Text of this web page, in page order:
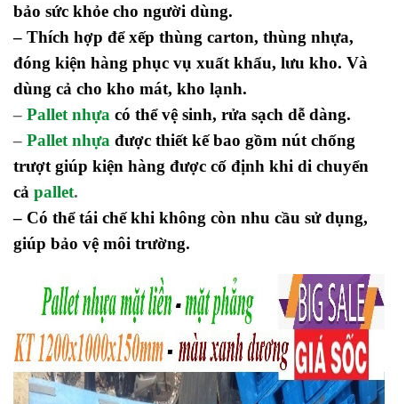
bảo sức khỏe cho người dùng.
– Thích hợp để xếp thùng carton, thùng nhựa,
đóng kiện hàng phục vụ xuất khẩu, lưu kho. Và
dùng cả cho kho mát, kho lạnh.
– Pallet nhựa có thể vệ sinh, rửa sạch dễ dàng.
– Pallet nhựa được thiết kế bao gồm nút chống
trượt giúp kiện hàng được cố định khi di chuyển
cả pallet.
– Có thể tái chế khi không còn nhu cầu sử dụng,
giúp bảo vệ môi trường.